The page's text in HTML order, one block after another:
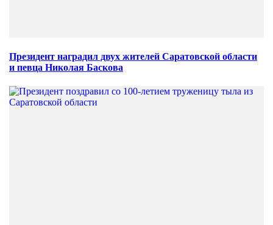
Президент наградил двух жителей Саратовской области
и певца Николая Баскова